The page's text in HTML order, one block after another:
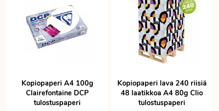
Kopiopaperi A4 100g
Clairefontaine DCP
tulostuspaperi
Kopiopaperi lava 240 riisiä
48 laatikkoa A4 80g Clio
tulostuspaperi